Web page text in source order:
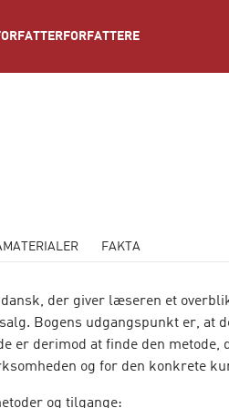
FORFATTERE
FAKTA
der giver læseren et
Bogens udgangspunkt er, at
er derimod at finde den metode,
og for den konkrete
og tilgange: